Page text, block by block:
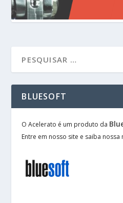
BLUESOFT
O Acelerato é um produto da
Entre em nosso site e saiba nossa